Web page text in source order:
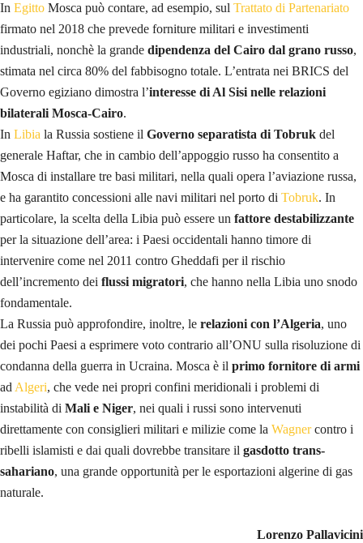
In Egitto Mosca può contare, ad esempio, sul Trattato di Partenariato
firmato nel 2018 che prevede forniture militari e investimenti
industriali, nonchè la grande dipendenza del Cairo dal grano russo,
stimata nel circa 80% del fabbisogno totale. L’entrata nei BRICS del
Governo egiziano dimostra l’interesse di Al Sisi nelle relazioni
bilaterali Mosca-Cairo.
In Libia la Russia sostiene il Governo separatista di Tobruk del
generale Haftar, che in cambio dell’appoggio russo ha consentito a
Mosca di installare tre basi militari, nella quali opera l’aviazione russa,
e ha garantito concessioni alle navi militari nel porto di Tobruk. In
particolare, la scelta della Libia può essere un fattore destabilizzante
per la situazione dell’area: i Paesi occidentali hanno timore di
intervenire come nel 2011 contro Gheddafi per il rischio
dell’incremento dei flussi migratori, che hanno nella Libia uno snodo
fondamentale.
La Russia può approfondire, inoltre, le relazioni con l’Algeria, uno
dei pochi Paesi a esprimere voto contrario all’ONU sulla risoluzione di
condanna della guerra in Ucraina. Mosca è il primo fornitore di armi
ad Algeri, che vede nei propri confini meridionali i problemi di
instabilità di Mali e Niger, nei quali i russi sono intervenuti
direttamente con consiglieri militari e milizie come la Wagnercontro i
ribelli islamisti e dai quali dovrebbe transitare il gasdotto trans-
sahariano, una grande opportunità per le esportazioni algerine di gas
naturale.
Lorenzo Pallavicini